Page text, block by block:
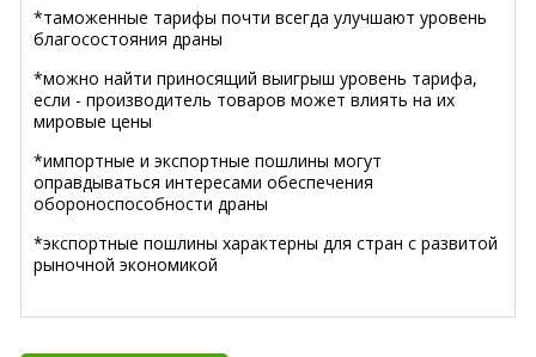
*таможенные тарифы почти всегда улучшают уровень
благосостояния драны
*можно найти приносящий выигрыш уровень тарифа,
если - производитель товаров может влиять на их
мировые цены
*импортные и экспортные пошлины могут
оправдываться интересами обеспечения
обороноспособности драны
*экспортные пошлины характерны для стран с развитой
рыночной экономикой